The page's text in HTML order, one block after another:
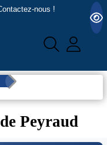
nous !
Peyraud